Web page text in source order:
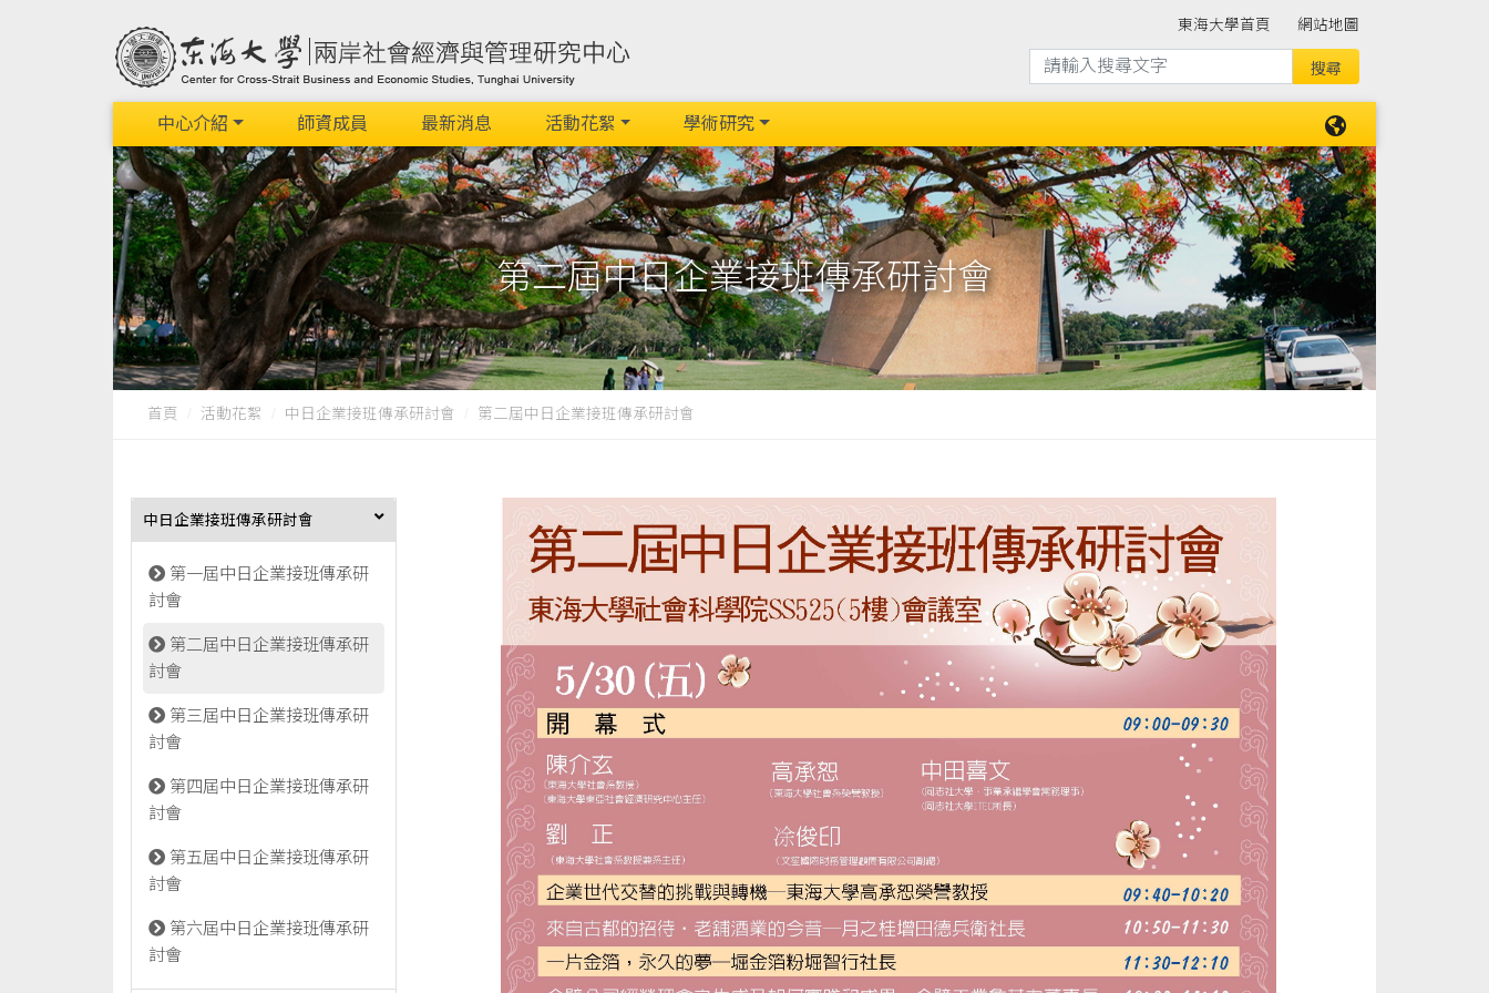
東海大學首頁 網站地圖
中心介紹 師資成員 最新消息 活動花絮 學術研究
第二屆中日企業接班傳承研討會
首頁 活動花絮 中日企業接班傳承研討會 第二屆中日企業接班傳承研討會
中日企業接班傳承研討會
第一屆中日企業接班傳承研
討會
第二屆中日企業接班傳承研
討會
第三屆中日企業接班傳承研
討會
第四屆中日企業接班傳承研
討會
第五屆中日企業接班傳承研
討會
第六屆中日企業接班傳承研
討會